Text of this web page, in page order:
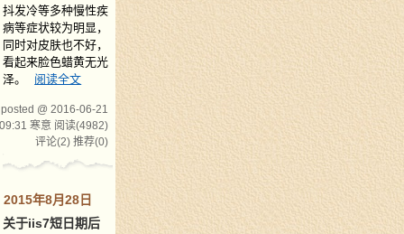
抖发冷等多种慢性疾
病等症状较为明显，
同时对皮肤也不好，
看起来脸色蜡黄无光
泽。
阅读全文
posted @ 2016-06-21
寒意 阅读(4982)
评论(2) 推荐(0)
2015年8月28日
关于iis7短日期后